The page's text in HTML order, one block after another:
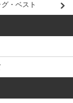
・ベスト